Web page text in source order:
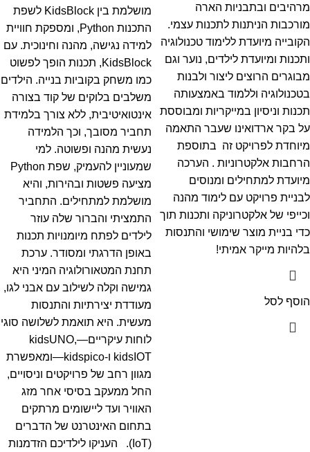
מרהיבים ובתבניות הארה
מורכבות הניתנות לתכנות עצמי.
הקובייה מיועדת ללימוד טכנולוגיה
ותכנות ומיועדת לילדים, נוער וגם
מבוגרים הרוצים ליצור ולבנות
בטכנולוגיה וללמוד באמצעותה
תכנות וניסיון במייקריות ומבוססת
על בקר ארדואינו שעבר התאמה
מיוחדת לפרויקט זה בתוספת
הרחבות אלקטרוניות . הערכה
מיועדת למתחילים ומנוסים
לבניית פרויקט עם לימוד מהנה
וכייפי של אלקטרוניקה ותכנות תוך
כדי בניית מוצר שימושי והתנסות
בלהיות מייקר אמיתי!
הוסף לסל
מושלמת בין KidsBlock לשפת
התכנות Python, ומספקת חוויית
למידה נגישה, מהנה וחינוכית. עם
KidsBlock, תכנות הופך לפשוט
כמו משחק בקוביות בנייה. הילדים
משלבים בלוקים של קוד בצורה
אינטואיטיבית, ללא צורך בלמידת
תחביר מסובך, וכך הלמידה
נעשית מהנה ופשוטה. למי
שמעוניין להעמיק, שפת Python
מציעה פשטות ובהירות, והיא
מושלמת למתחילים. התחביר
התמציתי והברור שלה עוזר
לילדים לפתח מיומנויות תכנות
באופן הדרגתי ומסודר. ערכת
תחנת המטאורולוגיה המיני היא
גמישה וקלה לשילוב עם אבני לגו,
מעודדת יצירתיות והתנסות
מעשית. היא תואמת לשלושה סוגי
לוחות עיקריים—kidsUNO,
kidsIOT ו-kidspico—ומאפשרת
מגוון רחב של פרויקטים וניסויים,
החל ממעקב בסיסי אחר מזג
האוויר ועד ליישומים מרתקים
בתחום האינטרנט של הדברים
(IoT).
העניקו לילדיכם הזדמנות